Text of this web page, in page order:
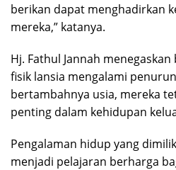
berikan dapat menghadirkan
mereka,” katanya.
Hj. Fathul Jannah
fisik lansia mengalami
bertambahnya usia, mereka
penting dalam kehidupan
Pengalaman hidup yang
menjadi pelajaran berharga